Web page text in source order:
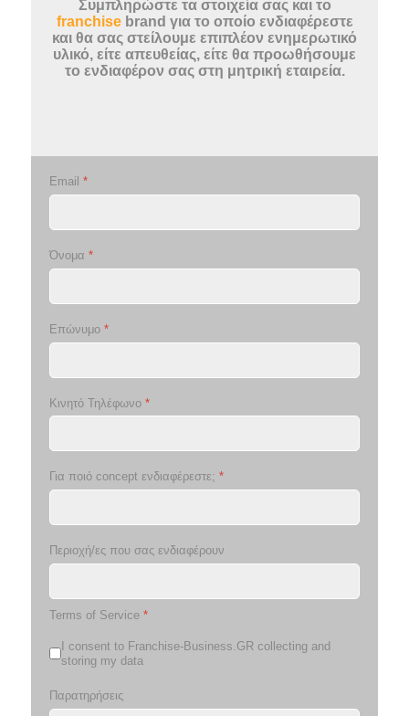
Συμπληρώστε τα στοιχεία σας και το
franchisebrand για το οποίο ενδιαφέρεστε
και θα σας στείλουμε επιπλέον ενημερωτικό
υλικό, είτε απευθείας, είτε θα προωθήσουμε
το ενδιαφέρον σας στη μητρική εταιρεία.
Email *
Όνομα *
Επώνυμο *
Κινητό Τηλέφωνο *
Για ποιό concept ενδιαφέρεστε; *
Περιοχή/ες που σας ενδιαφέρουν
Terms of Service *
I consent to Franchise-Business.GR collecting and
storing my data
Παρατηρήσεις